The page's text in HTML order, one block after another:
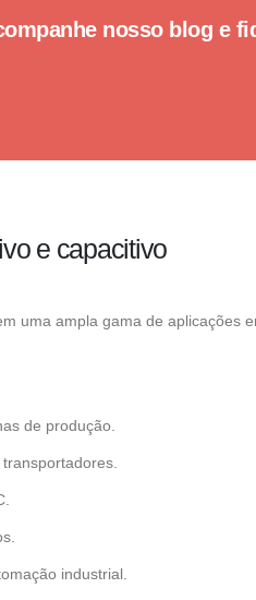
nosso blog e
e capacitivo
uma ampla gama de aplicações
de produção.
industrial.